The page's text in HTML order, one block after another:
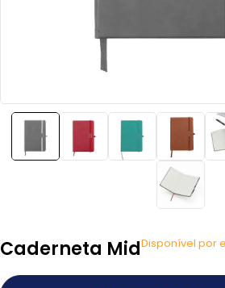
Caderneta MidDisponível por